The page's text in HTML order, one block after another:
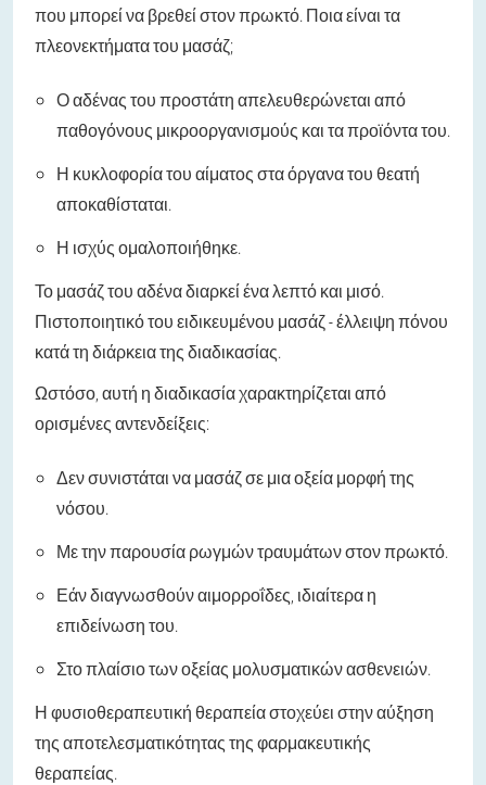
που μπορεί να βρεθεί στον πρωκτό. Ποια είναι τα
πλεονεκτήματα του μασάζ;
Ο αδένας του προστάτη απελευθερώνεται από
παθογόνους μικροοργανισμούς και τα προϊόντα του.
Η κυκλοφορία του αίματος στα όργανα του θεατή
αποκαθίσταται.
Η ισχύς ομαλοποιήθηκε.
Το μασάζ του αδένα διαρκεί ένα λεπτό και μισό.
Πιστοποιητικό του ειδικευμένου μασάζ - έλλειψη πόνου
κατά τη διάρκεια της διαδικασίας.
Ωστόσο, αυτή η διαδικασία χαρακτηρίζεται από
ορισμένες αντενδείξεις:
Δεν συνιστάται να μασάζ σε μια οξεία μορφή της
νόσου.
Με την παρουσία ρωγμών τραυμάτων στον πρωκτό.
Εάν διαγνωσθούν αιμορροΐδες, ιδιαίτερα η
επιδείνωση του.
Στο πλαίσιο των οξείας μολυσματικών ασθενειών.
Η φυσιοθεραπευτική θεραπεία στοχεύει στην αύξηση
της αποτελεσματικότητας της φαρμακευτικής
θεραπείας.